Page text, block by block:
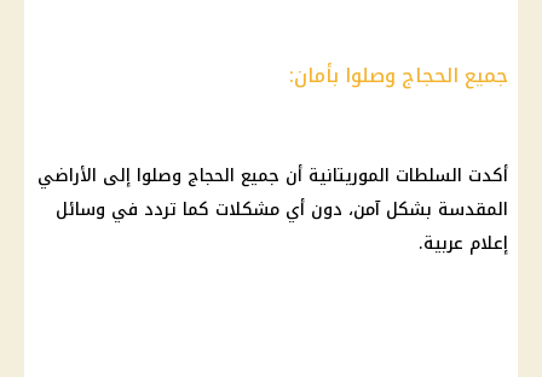
جميع الحجاج وصلوا بأمان:
أكدت السلطات الموريتانية أن جميع الحجاج وصلوا إلى الأراضي
المقدسة بشكل آمن، دون أي مشكلات كما تردد في وسائل
إعلام عربية.